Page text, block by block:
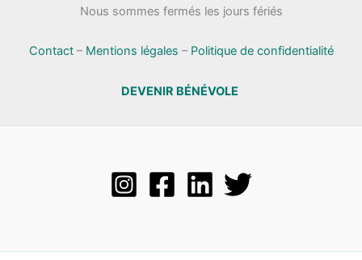
Nous sommes fermés les jours fériés
Contact– Mentions légales – Politique de confidentialité
DEVENIR BÉNÉVOLE